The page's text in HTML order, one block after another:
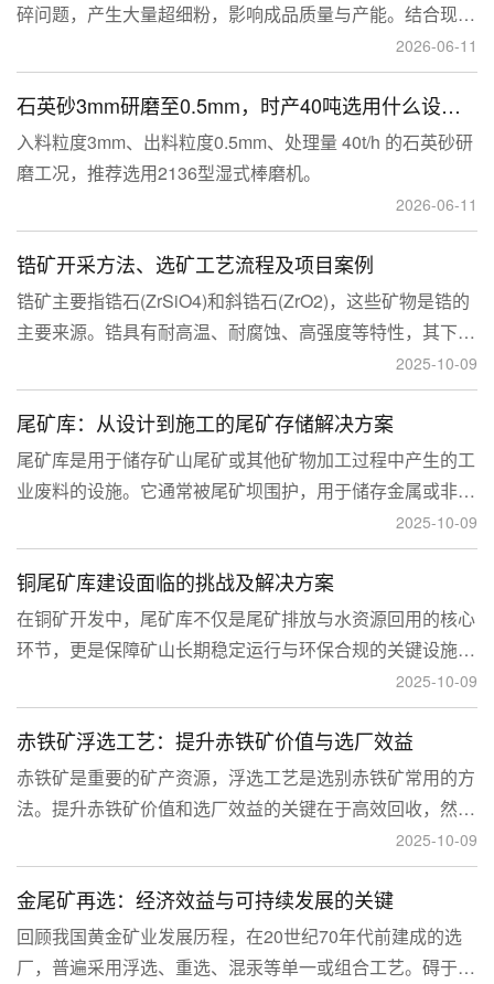
碎问题，产生大量超细粉，影响成品质量与产能。结合现场
生产经验，可通过工艺、研磨介质、运行参数、配套设备多
维度优化，改善该问题。
2026-06-11
石英砂3mm研磨至0.5mm，时产40吨选用什么设备？
入料粒度3mm、出料粒度0.5mm、处理量 40t/h 的石英砂研
磨工况，推荐选用2136型湿式棒磨机。
2026-06-11
锆矿开采方法、选矿工艺流程及项目案例
锆矿主要指锆石(ZrSiO4)和斜锆石(ZrO2)，这些矿物是锆的
主要来源。锆具有耐高温、耐腐蚀、高强度等特性，其下游
应用涉及核工业、陶瓷、耐火材料、铸造、电子和化工等多
个领域，尤其在高性能陶瓷和锆基合金中的需求不断增长。
2025-10-09
尾矿库：从设计到施工的尾矿存储解决方案
尾矿库是用于储存矿山尾矿或其他矿物加工过程中产生的工
业废料的设施。它通常被尾矿坝围护，用于储存金属或非金
属矿山的尾矿。尾矿库通常包括尾矿处理系统、排水系统和
回水系统。根据地形，尾矿库可分为山谷型、山坡型、平地
型和河流拦截型。
2025-10-09
铜尾矿库建设面临的挑战及解决方案
在铜矿开发中，尾矿库不仅是尾矿排放与水资源回用的核心
环节，更是保障矿山长期稳定运行与环保合规的关键设施。
然而，铜矿尾矿本身具有粒度细、水量大、化学活性强等特
性，使尾矿库在坝体稳定、防渗处理与排洪系统设计方面面
临更高技术挑战。
2025-10-09
赤铁矿浮选工艺：提升赤铁矿价值与选厂效益
赤铁矿是重要的矿产资源，浮选工艺是选别赤铁矿常用的方
法。提升赤铁矿价值和选厂效益的关键在于高效回收，然
而，赤铁矿往往存在嵌布粒度细、易泥化、存在高硅铝杂质
等特征。利用传统的浮选工艺进行处理会面临回收率低、精
矿品位不稳定、药剂成本高等问题。
2025-10-09
金尾矿再选：经济效益与可持续发展的关键
回顾我国黄金矿业发展历程，在20世纪70年代前建成的选
厂，普遍采用浮选、重选、混汞等单一或组合工艺。碍于当